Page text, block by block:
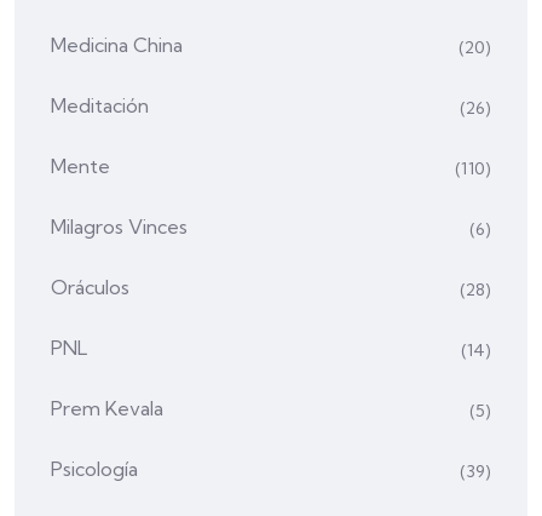
Medicina China (20)
Meditación (26)
Mente (110)
Milagros Vinces (6)
Oráculos (28)
PNL (14)
Prem Kevala (5)
Psicología (39)